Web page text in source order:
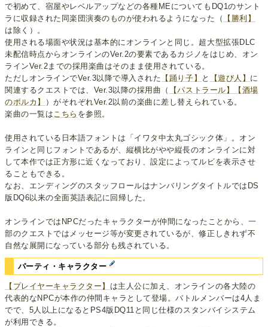
で初めて、宿屋やレベルアップなどの各種MEについてもDQ1のサント
ラに収録された同楽団演奏のものが使われるようになった（
【勝利】
は除く）。
使用される場面や状況は基本的にオンラインと同じ。超大型拡張DLC
未配信時点からオンラインのVer.2の要素であるカジノをはじめ、オン
ラインVer.2までの採用楽曲はそのまま使用されている。
ただしオンラインでVer.3以降で導入された 【踊り子】 と 【遊び人】 に
関連するクエストでは、Ver.3以降の採用曲（
【パストラール】
【酒場
のポルカ】
）がそれぞれVer.2以前の楽曲に差し替えられている。
楽曲の一覧はこちら を参照。
使用されている日本語フォントは「イワタ中太丸ゴシック体」。オン
ラインと同じフォントであるが、縦横比がやや縦長のオンラインに対
して本作では正方形に近くなっており、設定によってルビを表示させ
ることもできる。
なお、エンディングのスタッフロールはナンバリングタイトルではDS
版DQ6以来の全面英語表記に回帰した。
オンラインではNPCだったキャラクターが仲間になったことから、一
部のクエストではメッセージ等が変更されているが、修正しきれず不
自然な展開になっている部分も残されている。
パーティ・キャラクター
【プレイヤーキャラクター】 は主人公に加え、オンラインの各大陸の
代表的なNPCが本作の仲間キャラとして登場。バトルメンバーは4人ま
でで、5人以上になるとPS4版DQ11と同じ仕様のスタンバイシステム
が利用できる。